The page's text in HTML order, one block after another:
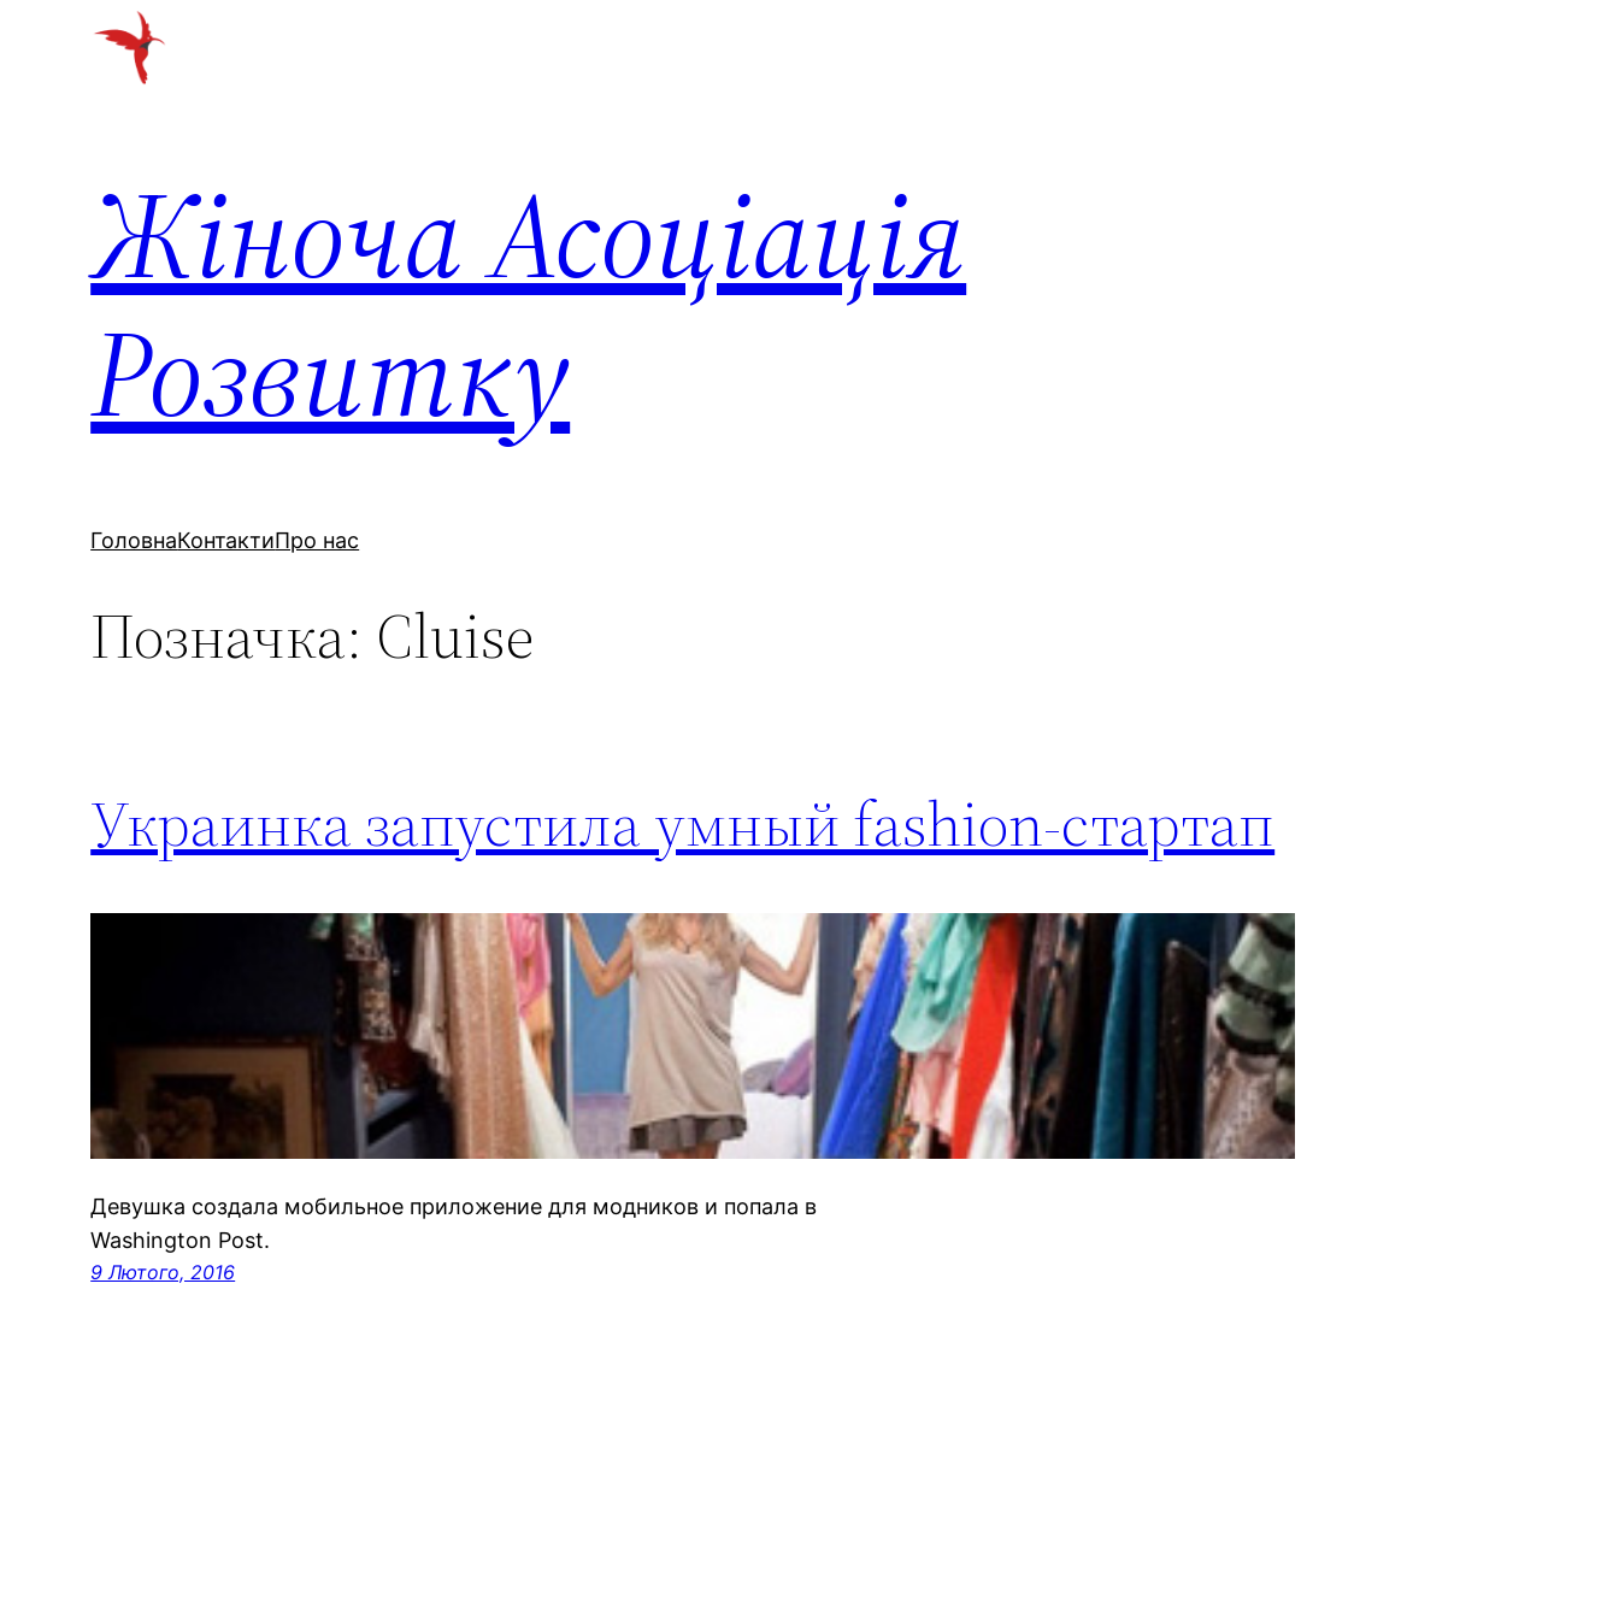
Жіноча Асоціація
Розвитку
ГоловнаКонтактиПро нас
Позначка: Cluise
Украинка запустила умный fashion-стартап
Девушка создала мобильное приложение для модников и попала в
Washington Post.
9 Лютого, 2016